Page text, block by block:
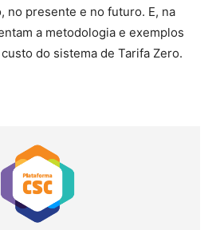
no presente e no futuro. E, na
a metodologia e exemplos
do sistema de Tarifa Zero.